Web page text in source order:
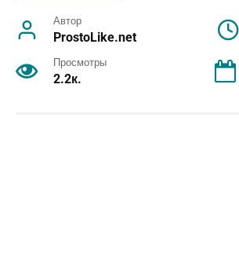
Автор
ProstoLike.net
Просмотры
2.2к.